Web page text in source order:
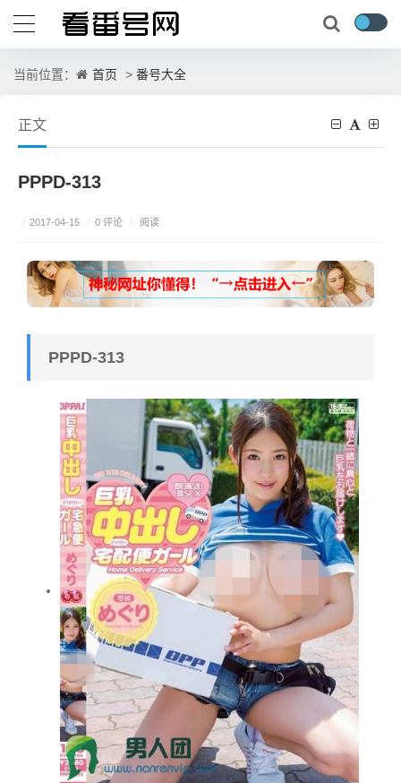
当前位置： 首页 > 番号大全
正文
PPPD-313
/ 2017-04-15 / 0 评论 / 阅读
PPPD-313